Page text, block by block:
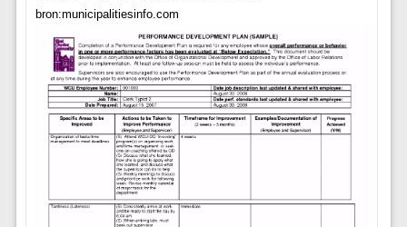
bron:municipalitiesinfo.com